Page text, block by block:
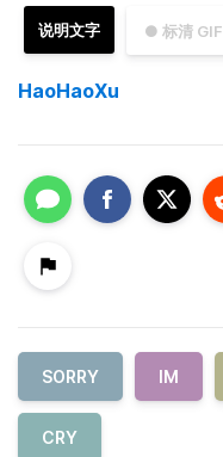
● 标清 GIF
说明文字
HaoHaoXu
SORRY IM
CRY